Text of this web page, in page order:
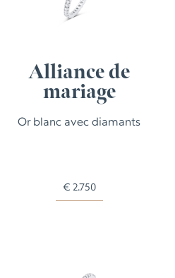
Alliance de
mariage
Or blanc avec diamants
€ 2.750